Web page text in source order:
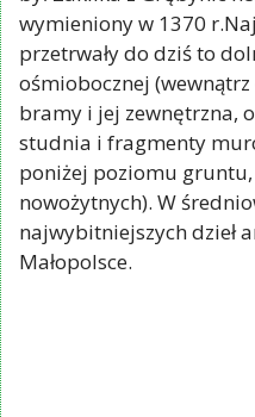
wymieniony w 1370
przetrwały do dziś to
ośmiobocznej (wewnątrz
bramy i jej zewnętrzna,
studnia i fragmenty
poniżej poziomu
nowożytnych). W
najwybitniejszych dzieł
Małopolsce.